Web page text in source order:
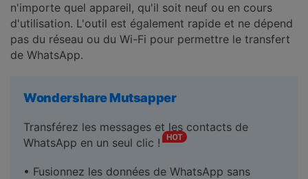
n'importe quel appareil, qu'il soit neuf ou en cours
d'utilisation. L'outil est également rapide et ne dépend
pas du réseau ou du Wi-Fi pour permettre le transfert
de WhatsApp.
Wondershare Mutsapper
Transférez les messages et les contacts de
WhatsApp en un seul clic !
• Fusionnez les données de WhatsApp sans